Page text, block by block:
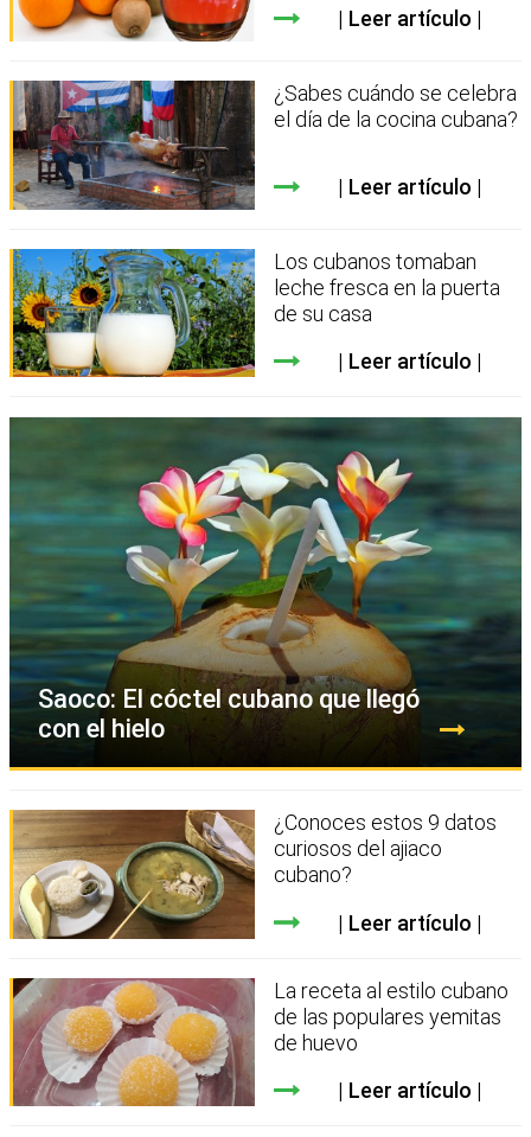
Leer artículo
¿Sabes cuándo se celebra
el día de la cocina cubana?
Leer artículo
Los cubanos tomaban
leche fresca en la puerta
de su casa
Leer artículo
Saoco: El cóctel cubano que llegó
con el hielo
¿Conoces estos 9 datos
curiosos del ajiaco
cubano?
Leer artículo
La receta al estilo cubano
de las populares yemitas
de huevo
Leer artículo